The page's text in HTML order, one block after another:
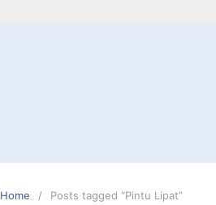
Home Posts tagged “Pintu Lipat”